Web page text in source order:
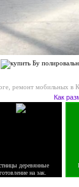
,ремонт мобильных в
Как
деревянные
на зак.